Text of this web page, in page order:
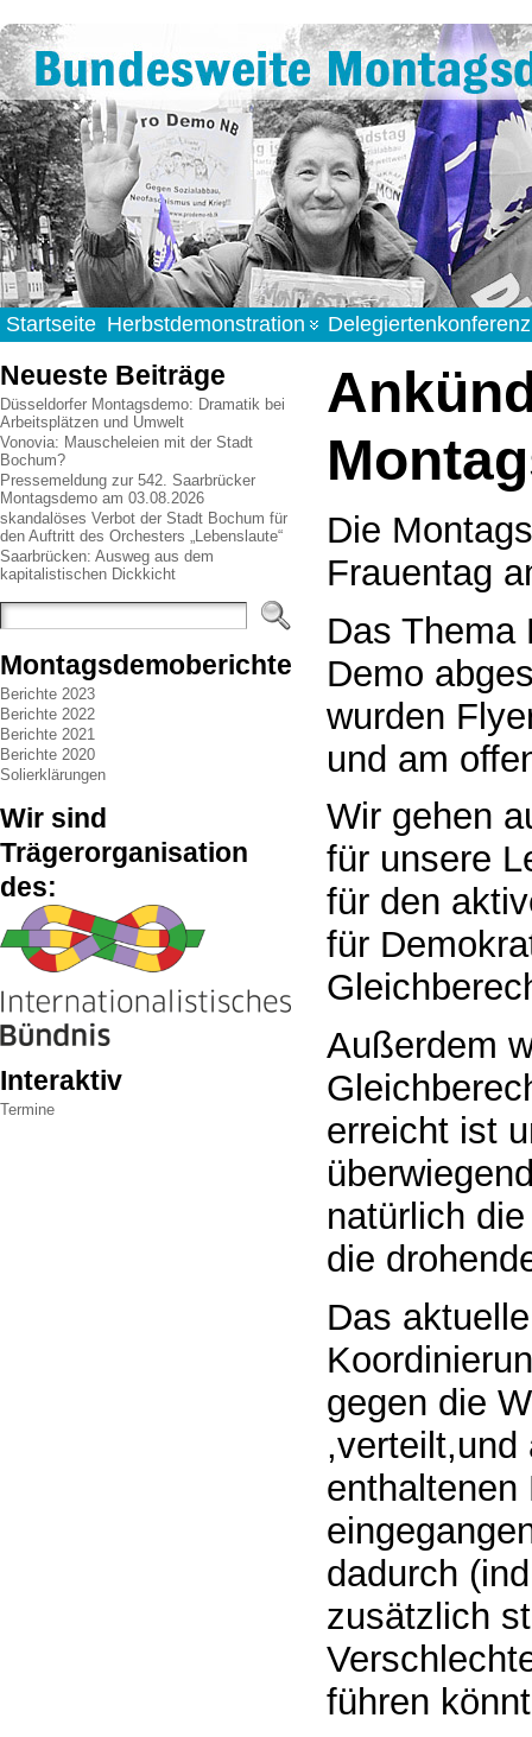
Startseite Herbstdemonstration Delegiertenkonferenz
Neueste Beiträge
Düsseldorfer Montagsdemo: Dramatik bei
Arbeitsplätzen und Umwelt
Vonovia: Mauscheleien mit der Stadt
Bochum?
Pressemeldung zur 542. Saarbrücker
Montagsdemo am 03.08.2026
skandalöses Verbot der Stadt Bochum für
den Auftritt des Orchesters „Lebenslaute“
Saarbrücken: Ausweg aus dem
kapitalistischen Dickkicht
Montagsdemoberichte
Berichte 2023
Berichte 2022
Berichte 2021
Berichte 2020
Solierklärungen
Wir sind
Trägerorganisation
des:
Interaktiv
Termine
Die
Frauentag
Das Thema
Demo
wurden
und am
Wir gehen
für unsere
für den
für
Außerdem
erreicht ist
natürlich
die
Das
gegen die
,verteilt,und
enthaltenen
dadurch
zusätzlich
führen